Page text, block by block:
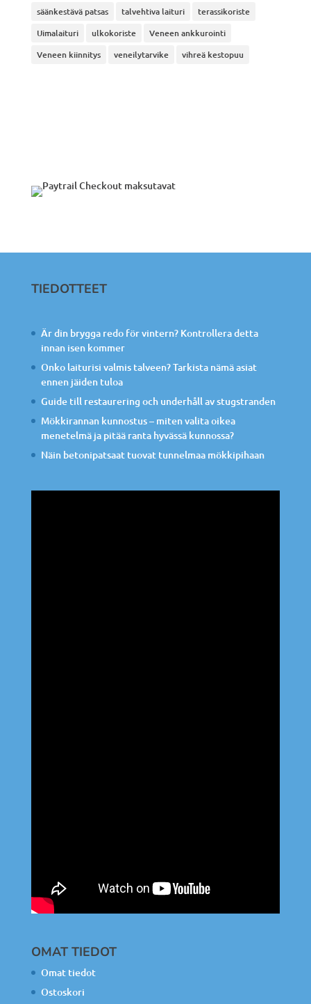
säänkestävä patsas talvehtiva laituri
terassikoriste
Uimalaituri
ulkokoriste
Veneen ankkurointi
Veneen kiinnitys
veneilytarvike vihreä kestopuu
TIEDOTTEET
Är din brygga redo för vintern? Kontrollera detta
innan isen kommer
Onko laiturisi valmis talveen? Tarkista nämä asiat
ennen jäiden tuloa
Guide till restaurering och underhåll av stugstranden
Mökkirannan kunnostus – miten valita oikea
menetelmä ja pitää ranta hyvässä kunnossa?
Näin betonipatsaat tuovat tunnelmaa mökkipihaan
OMAT TIEDOT
Omat tiedot
Ostoskori